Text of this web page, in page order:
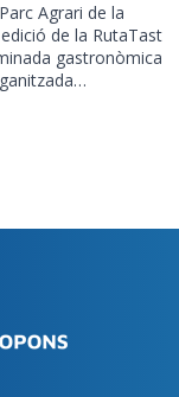
Agrari de la
de la RutaTast
gastronòmica